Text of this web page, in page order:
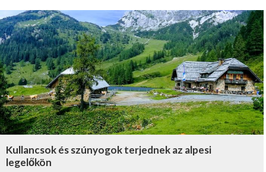
Kullancsok és szúnyogok terjednek az alpesi
legelőkön